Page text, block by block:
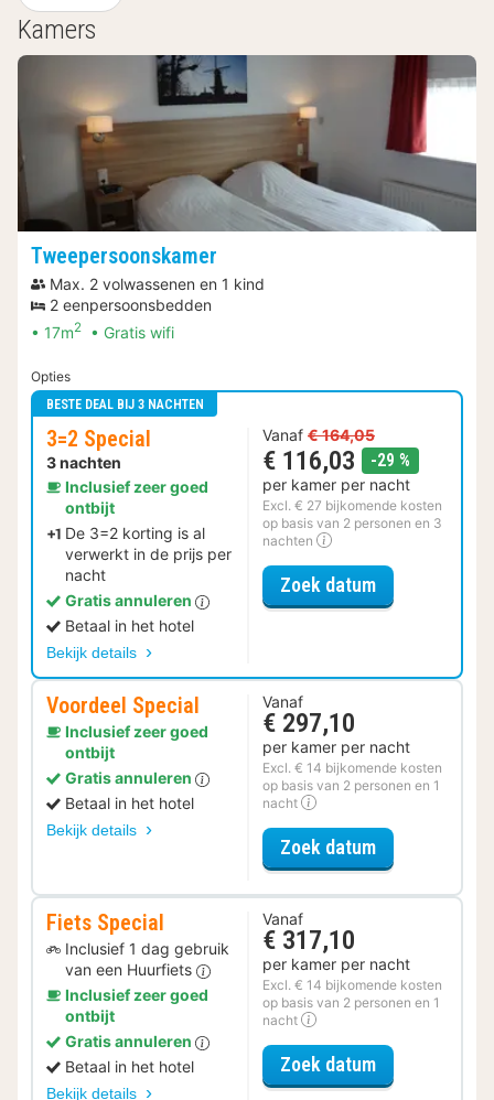
Kamers
Tweepersoonskamer
Max. 2 volwassenen en 1 kind
2 eenpersoonsbedden
17m2 Gratis wifi
Opties
BESTE DEAL BIJ 3 NACHTEN
3=2 Special
3 nachten
Inclusief zeer goed
ontbijt
De 3=2 korting is al
verwerkt in de prijs per
nacht
Gratis annuleren
Betaal in het hotel
Bekijk details
Vanaf € 164,05
€ 116,03 -29 %
per kamer per nacht
Excl. € 27 bijkomende kosten
op basis van 2 personen en 3
nachten
Zoek datumvoor 3=2
Voordeel Special
Inclusief zeer goed
ontbijt
Gratis annuleren
Betaal in het hotel
Bekijk details
Vanaf
€ 297,10
per kamer per nacht
Excl. € 14 bijkomende kosten
op basis van 2 personen en 1
nacht
Zoek datumvoor Voordeel
Fiets Special
Inclusief 1 dag gebruik
van een Huurfiets
Inclusief zeer goed
ontbijt
Gratis annuleren
Betaal in het hotel
Bekijk details
Vanaf
€ 317,10
per kamer per nacht
Excl. € 14 bijkomende kosten
op basis van 2 personen en 1
nacht
Zoek datumvoor Fiets